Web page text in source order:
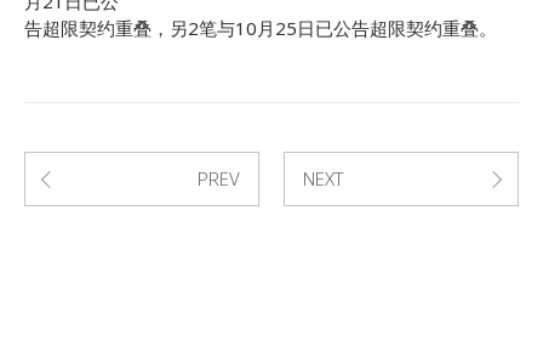
告超限契约重叠，另2笔与10月25日已公告超限契约重叠。
PREV NEXT